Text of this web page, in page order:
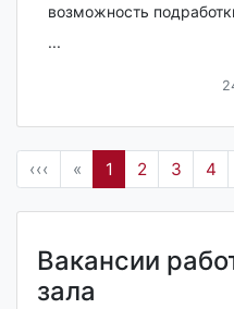
возможность
...
‹‹‹ « 1 2 3 4
Вакансии
зала